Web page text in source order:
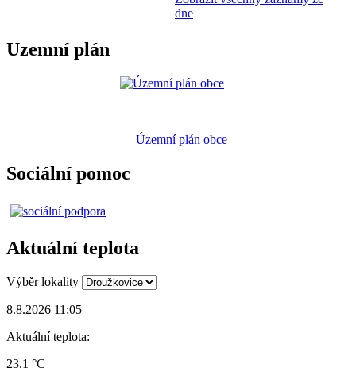
dne
Uzemní plán
Územní plán obce
Sociální pomoc
Aktuální teplota
Výběr lokality
8.8.2026 11:05
Aktuální teplota:
23.1 °C